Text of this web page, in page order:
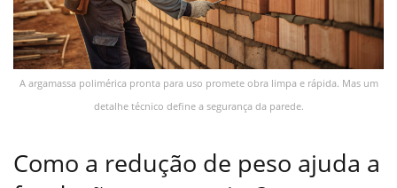
A argamassa polimérica pronta para uso promete obra limpa e rápida. Mas um
detalhe técnico define a segurança da parede.
Como a redução de peso ajuda a